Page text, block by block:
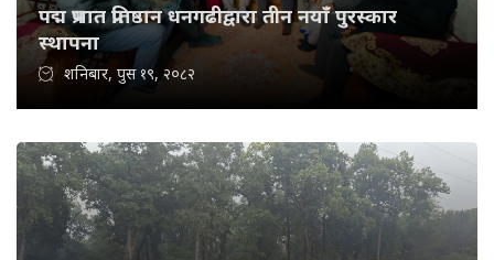
पद्म प्रभात प्रतिष्ठान धनगढीद्वारा तीन नयाँ पुरस्कार
स्थापना
शनिबार, पुस १९, २०८२